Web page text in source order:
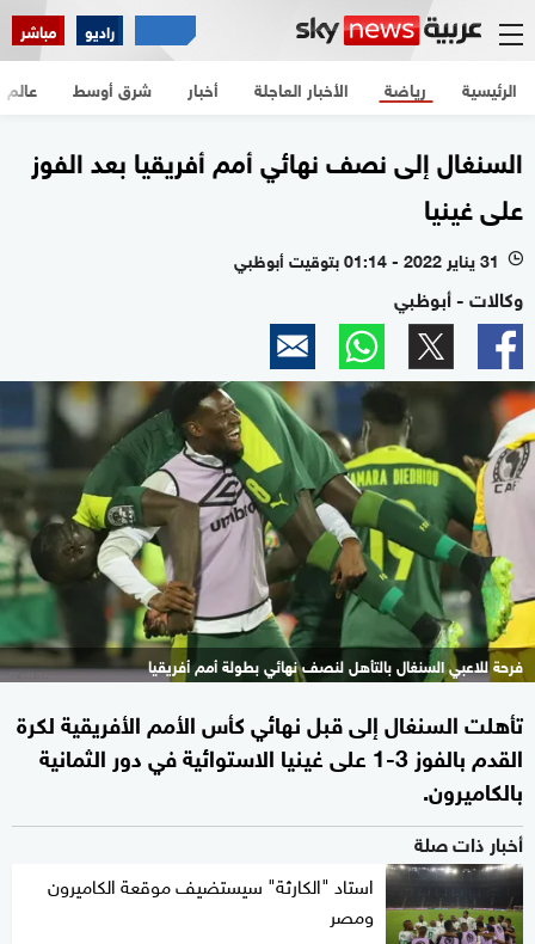
راديو مباشر
الرئيسية الأخبار العاجلة أخبار شرق أوسط عالم رياضة
السنغال إلى نصف نهائي أمم أفريقيا بعد الفوز
على غينيا
l 31 يناير 2022 - 01:14 بتوقيت أبوظبي
وكالات - أبوظبي
فرحة للاعبي السنغال بالتأهل لنصف نهائي بطولة أمم أفريقيا
تأهلت السنغال إلى قبل نهائي كأس الأمم الأفريقية لكرة
القدم بالفوز 3-1 على غينيا الاستوائية في دور الثمانية
بالكاميرون.
أخبار ذات صلة
استاد "الكارثة" سيستضيف موقعة الكاميرون
ومصر